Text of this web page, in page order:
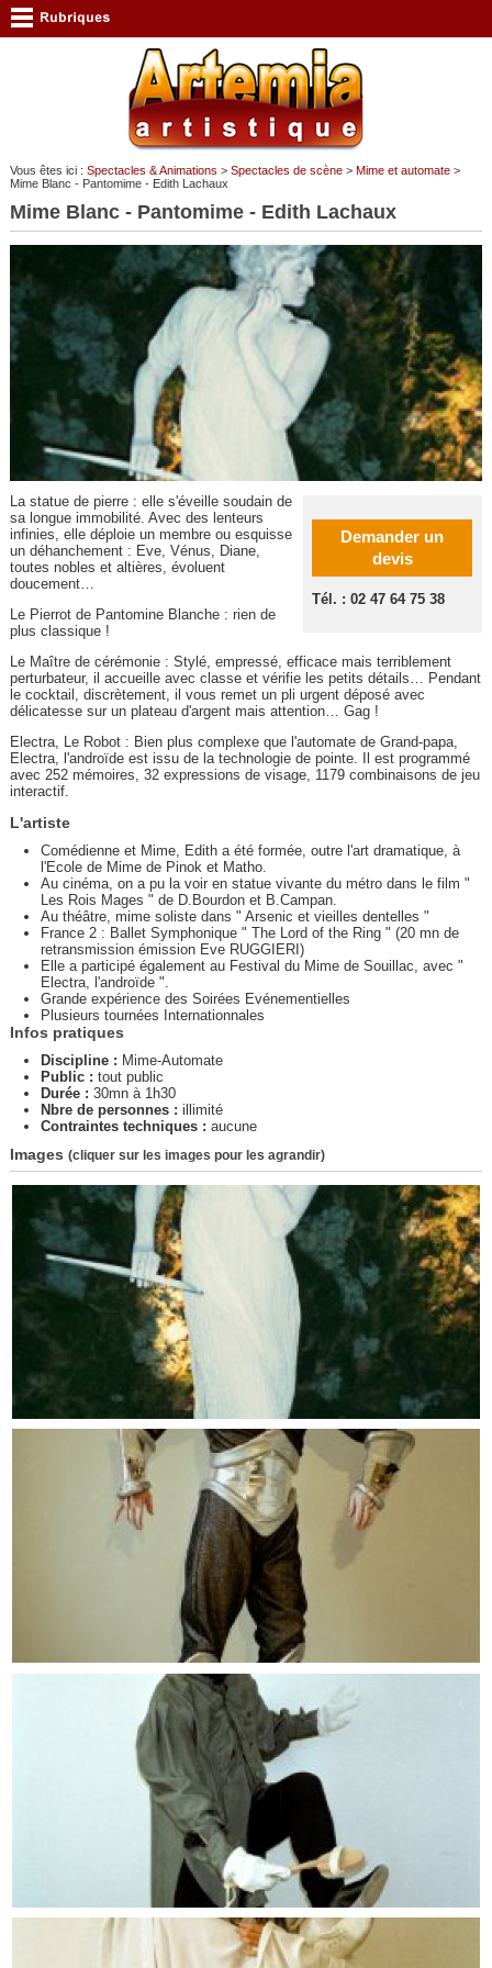
Vous êtes ici : Spectacles & Animations > Spectacles de scène> Mime et automate>
Mime Blanc - Pantomime - Edith Lachaux
Mime Blanc - Pantomime - Edith Lachaux
Demander un
devis
Tél. : 02 47 64 75 38
La statue de pierre : elle s'éveille soudain de
sa longue immobilité. Avec des lenteurs
infinies, elle déploie un membre ou esquisse
un déhanchement : Eve, Vénus, Diane,
toutes nobles et altières, évoluent
doucement…
Le Pierrot de Pantomine Blanche : rien de
plus classique !
Le Maître de cérémonie : Stylé, empressé, efficace mais terriblement
perturbateur, il accueille avec classe et vérifie les petits détails… Pendant
le cocktail, discrètement, il vous remet un pli urgent déposé avec
délicatesse sur un plateau d'argent mais attention… Gag !
Electra, Le Robot : Bien plus complexe que l'automate de Grand-papa,
Electra, l'androïde est issu de la technologie de pointe. Il est programmé
avec 252 mémoires, 32 expressions de visage, 1179 combinaisons de jeu
interactif.
L'artiste
Comédienne et Mime, Edith a été formée, outre l'art dramatique, à
l'Ecole de Mime de Pinok et Matho.
Au cinéma, on a pu la voir en statue vivante du métro dans le film "
Les Rois Mages " de D.Bourdon et B.Campan.
Au théâtre, mime soliste dans " Arsenic et vieilles dentelles "
France 2 : Ballet Symphonique " The Lord of the Ring " (20 mn de
retransmission émission Eve RUGGIERI)
Elle a participé également au Festival du Mime de Souillac, avec "
Electra, l'androïde ".
Grande expérience des Soirées Evénementielles
Plusieurs tournées Internationnales
Infos pratiques
Discipline : Mime-Automate
Public : tout public
Durée : 30mn à 1h30
Nbre de personnes : illimité
Contraintes techniques : aucune
Images (cliquer sur les images pour les agrandir)